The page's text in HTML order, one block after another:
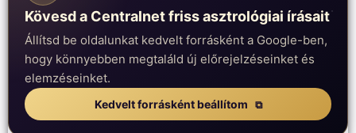
Kövesd a Centralnet friss asztrológiai írásait
Állítsd be oldalunkat kedvelt forrásként a Google-ben,
hogy könnyebben megtaláld új előrejelzéseinket és
elemzéseinket.
Kedvelt forrásként beállítom